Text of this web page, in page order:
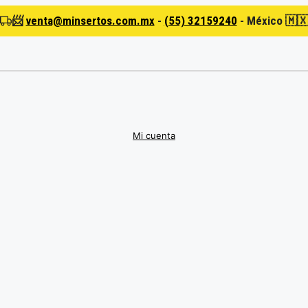
📨venta@minsertos.com.mx- (55) 32159240 - México 🇲🇽
Mi cuenta